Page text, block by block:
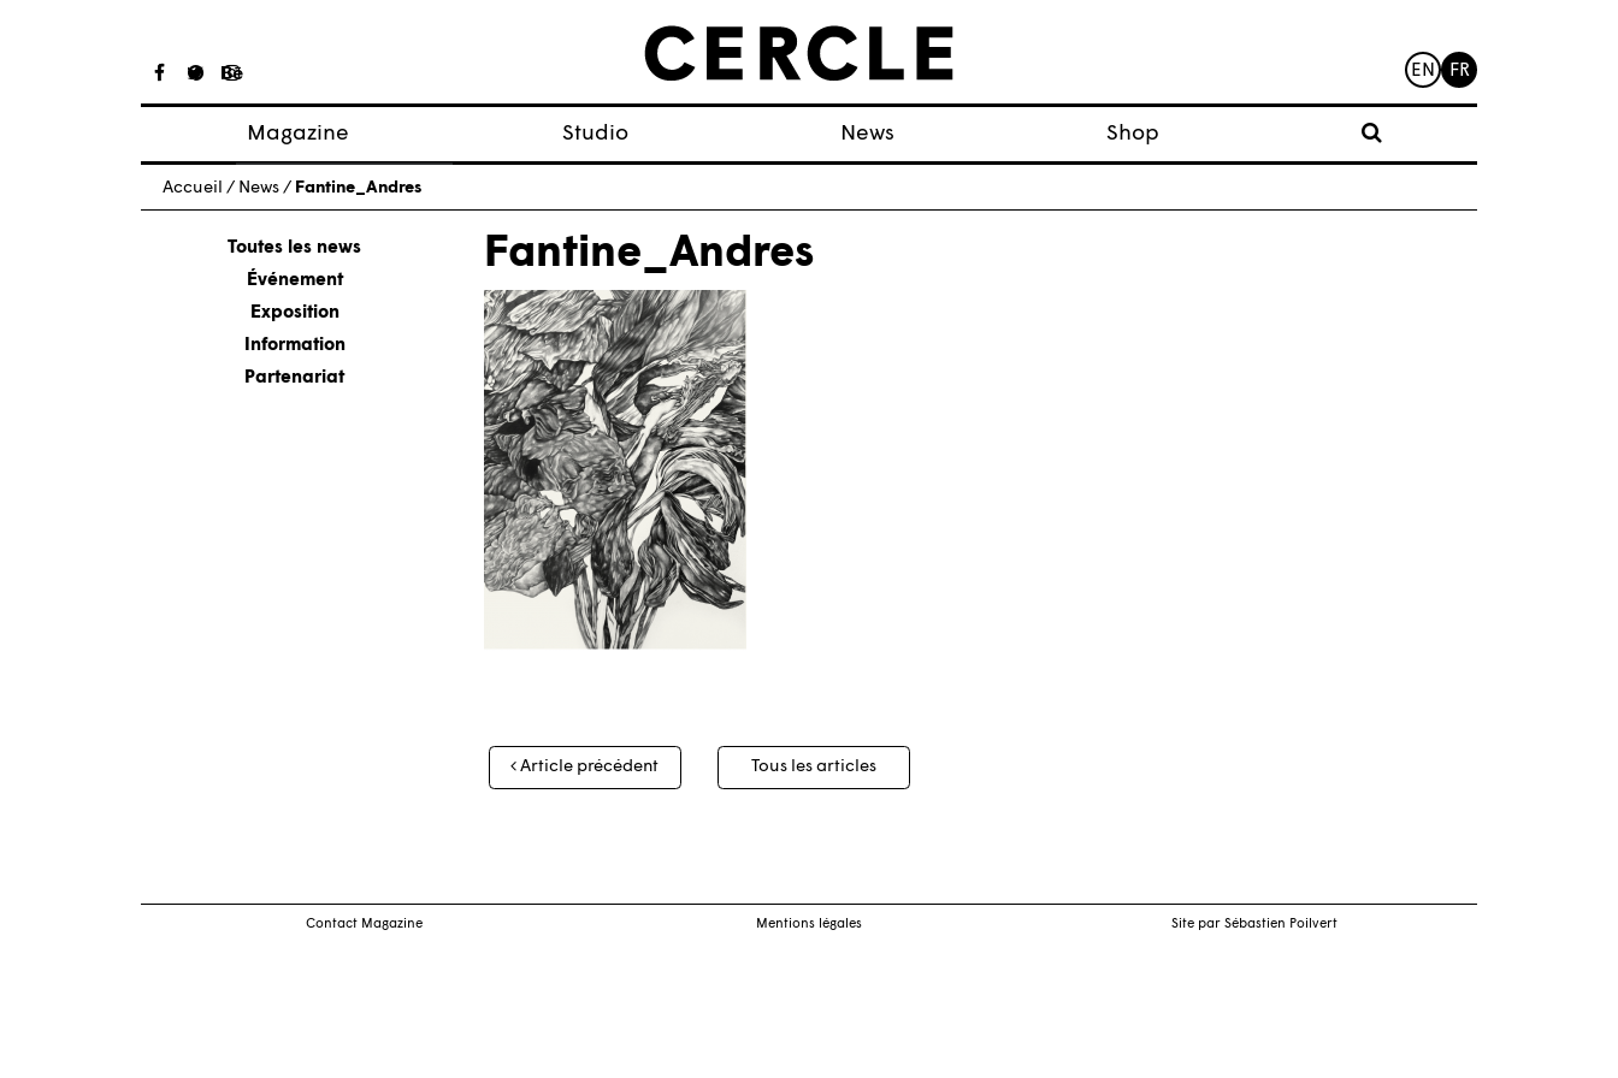
EN FR
Magazine
Articles
À propos
Numéros
Studio News Shop
Accueil / News / Fantine_Andres
Toutes les news
Événement
Exposition
Information
Partenariat
Fantine_Andres
Navigation
des
Article précédent Tous les articles
Contact Magazine Mentions légales Site par Sébastien Poilvert